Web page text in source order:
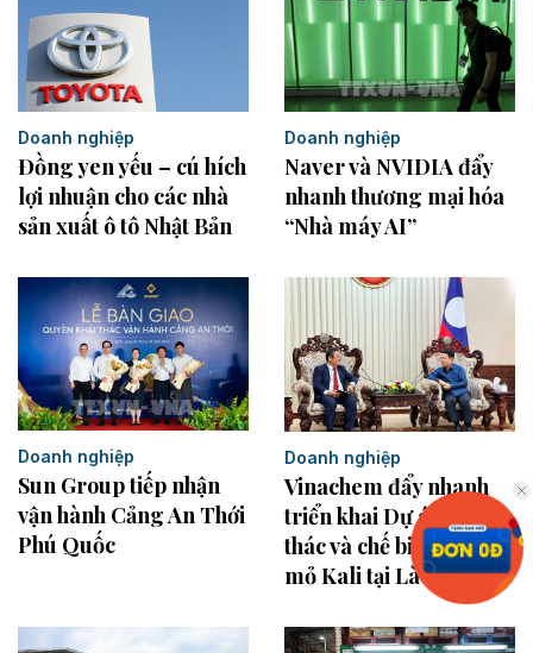
Doanh nghiệp
Đồng yen yếu – cú hích
lợi nhuận cho các nhà
sản xuất ô tô Nhật Bản
Doanh nghiệp
Naver và NVIDIA đẩy
nhanh thương mại hóa
“Nhà máy AI”
Doanh nghiệp
Sun Group tiếp nhận
vận hành Cảng An Thới
Phú Quốc
Doanh nghiệp
Vinachem đẩy nhanh
triển khai Dự án khai
thác và chế biến muối
mỏ Kali tại Lào